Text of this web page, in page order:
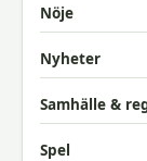
Nöje
Nyheter
Samhälle &
Spel